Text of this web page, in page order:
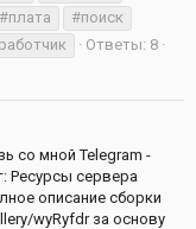
#плата
#поиск
Ответы: 8
со мной Telegram -
Ресурсы сервера
описание сборки
wyRyfdr за основу